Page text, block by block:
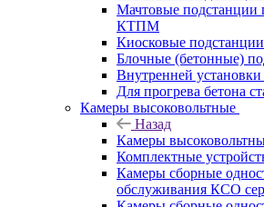
Мачтовые подстанции
КТПМ
Киосковые
Блочные (бетонные)
Внутренней
Для прогрева бетона
Камеры высоковольтные
Назад
Камеры
Комплектные
Камеры сборные
обслуживания КСО